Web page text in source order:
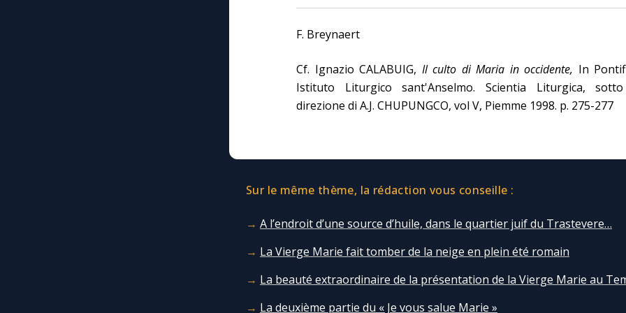
F. Breynaert
Cf. Ignazio CALABUIG, Il culto di Maria in occidente, In
Istituto Liturgico sant'Anselmo. Scientia Liturgica,
direzione di A.J. CHUPUNGCO, vol V, Piemme 1998. p. 275-277
Sur le même thème, la rédaction vous conseille :
A l’endroit d’une source d’huile, dans le quartier juif du Trastevere…
La Vierge Marie fait tomber de la neige en plein été romain
La beauté extraordinaire de la présentation de la Vierge Marie au
La deuxième partie du « Je vous salue Marie »